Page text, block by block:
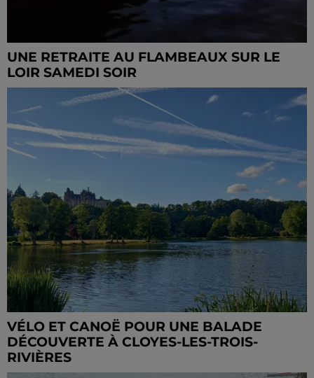
UNE RETRAITE AU FLAMBEAUX SUR LE
LOIR SAMEDI SOIR
VÉLO ET CANOË POUR UNE BALADE
DÉCOUVERTE À CLOYES-LES-TROIS-
RIVIÈRES